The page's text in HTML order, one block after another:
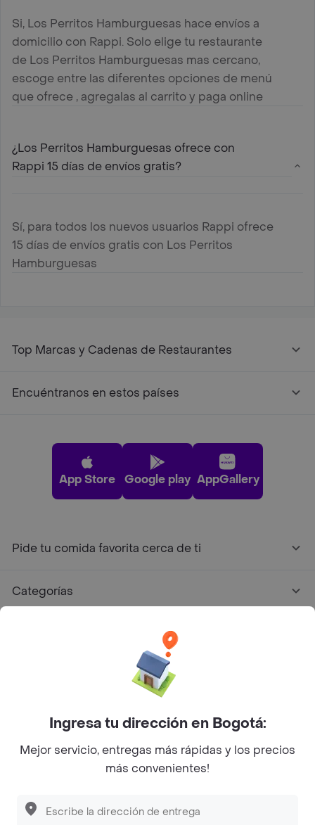
Descubre las PROMOCIONES que tenemos
Si, Los Perritos Hamburguesas hace envíos a
domicilio con Rappi. Solo elige tu restaurante
de Los Perritos Hamburguesas mas cercano,
escoge entre las diferentes opciones de menú
que ofrece , agregalas al carrito y paga online
¿Los Perritos Hamburguesas ofrece con
Rappi 15 días de envíos gratis?
Sí, para todos los nuevos usuarios Rappi ofrece
15 días de envíos gratis con Los Perritos
Hamburguesas
Top Marcas y Cadenas de Restaurantes
Encuéntranos en estos países
App Store Google play AppGallery
Pide tu comida favorita cerca de ti
Categorías
Facebook
Twitter
Instagram
©2026Rappi Inc. All rights reserved.
Ingresa tu dirección en Bogotá:
Mejor servicio, entregas más rápidas y los precios
más convenientes!